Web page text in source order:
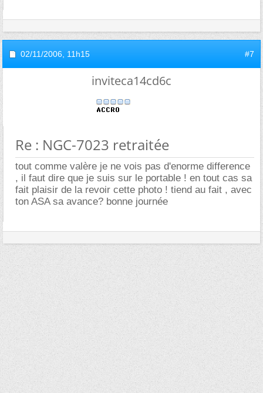
02/11/2006, 11h15 #7
inviteca14cd6c
Re : NGC-7023 retraitée
tout comme valère je ne vois pas d'enorme difference
, il faut dire que je suis sur le portable ! en tout cas sa
fait plaisir de la revoir cette photo ! tiend au fait , avec
ton ASA sa avance? bonne journée